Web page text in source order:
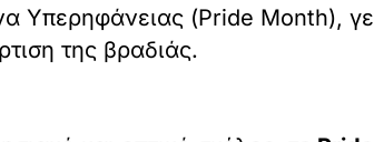
Υπερηφάνειας (Pride Month),
της βραδιάς.